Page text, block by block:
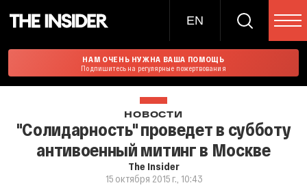
EN
НАМ ОЧЕНЬ НУЖНА ВАША ПОМОЩЬ
Подпишитесь на регулярные пожертвования
НОВОСТИ
"Солидарность" проведет в субботу
антивоенный митинг в Москве
The Insider
15 октября 2015 г., 10:43